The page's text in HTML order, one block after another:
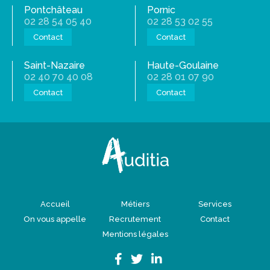
Pontchâteau
02 28 54 05 40
Contact
Pornic
02 28 53 02 55
Contact
Saint-Nazaire
02 40 70 40 08
Contact
Haute-Goulaine
02 28 01 07 90
Contact
Accueil Métiers
Services
On vous appelle
Recrutement
Contact
Mentions légales